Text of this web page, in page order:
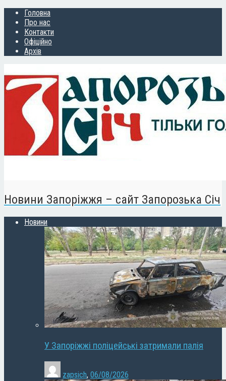
Головна
Про нас
Контакти
Офіційно
Архів
Новини Запоріжжя – сайт Запорозька Січ
Новини
У Запоріжжі поліцейські затримали палія
zapsich, 06/08/2026